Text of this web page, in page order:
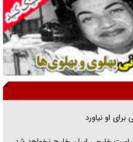
خواهرم فرمانده جهادی و
بیان بگنجد!
او نیاورد